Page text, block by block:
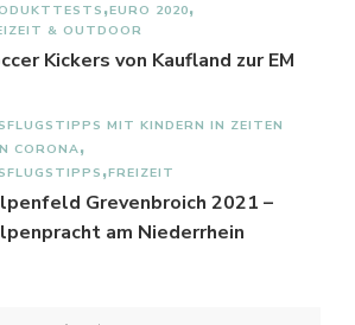
EURO 2020
& OUTDOOR
Kickers von Kaufland zur EM
MIT KINDERN IN ZEITEN
CORONA
FREIZEIT
Grevenbroich 2021 –
am Niederrhein